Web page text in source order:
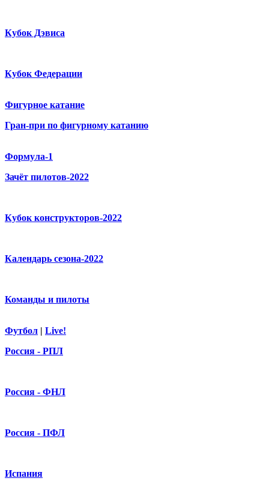
Кубок Дэвиса
Кубок Федерации
Фигурное катание
Гран-при по фигурному катанию
Формула-1
Зачёт пилотов-2022
Кубок конструкторов-2022
Календарь сезона-2022
Команды и пилоты
Футбол | Live!
Россия - РПЛ
Россия - ФНЛ
Россия - ПФЛ
Испания